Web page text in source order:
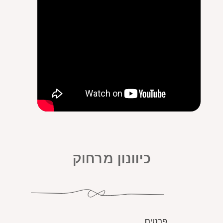
כיוונון מרחוק